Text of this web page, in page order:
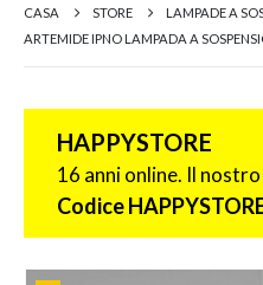
CASA STORE
LAMPADE A
ARTEMIDE IPNO LAMPADA A
HAPPYSTORE
16 anni online. Il
Codice